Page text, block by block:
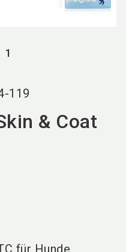
1
119
& Coat
für Hunde